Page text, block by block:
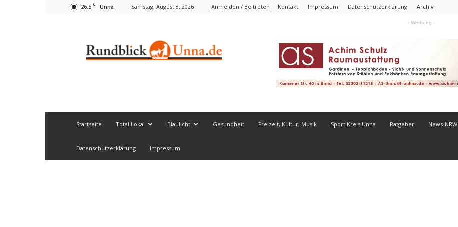
26.5 C Unna Samstag, August 8, 2026 Anmelden / Beitreten Kontakt Impressum Datenschutzerklärung Archiv
- Werbung -
Startseite Total Lokal Blaulicht Gesundheit Freizeit, Kultur, Musik Sport Kreis Unna Ratgeber News-NRW
Datenschutzerklärung Impressum